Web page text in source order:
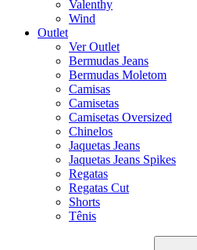
Valenthy
Wind
Outlet
Ver Outlet
Bermudas Jeans
Bermudas Moletom
Camisas
Camisetas
Camisetas Oversized
Chinelos
Jaquetas Jeans
Jaquetas Jeans Spikes
Regatas
Regatas Cut
Shorts
Tênis